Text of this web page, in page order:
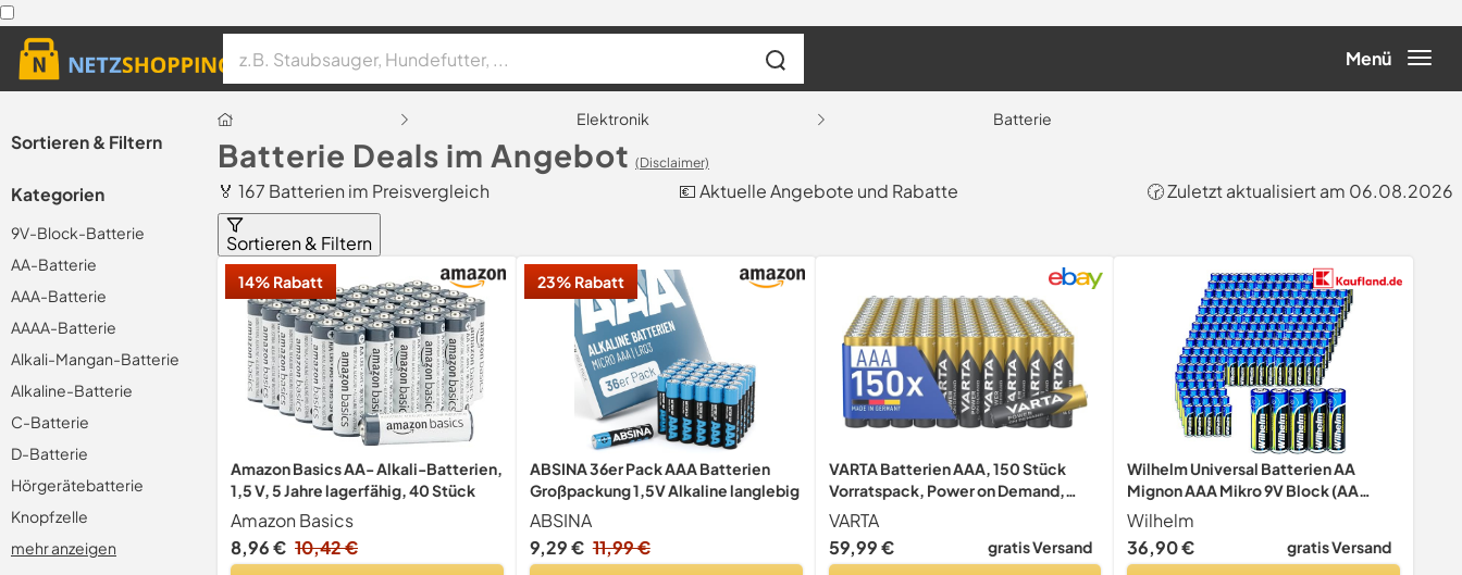
Menü
Sortieren & Filtern
Kategorien
9V-Block-Batterie
AA-Batterie
AAA-Batterie
AAAA-Batterie
Alkali-Mangan-Batterie
Alkaline-Batterie
C-Batterie
D-Batterie
Hörgerätebatterie
Knopfzelle
mehr anzeigen
Elektronik Batterie
Batterie Deals im Angebot (Disclaimer)
🏅 167 Batterien im Preisvergleich 💶 Aktuelle Angebote und Rabatte 🕝 Zuletzt aktualisiert am 06.08.2026
Sortieren & Filtern
14% Rabatt
Amazon Basics AA- Alkali-Batterien,
1,5 V, 5 Jahre lagerfähig, 40 Stück
Amazon Basics
8,96 € 10,42 €
23% Rabatt
ABSINA 36er Pack AAA Batterien
Großpackung 1,5V Alkaline langlebig
ABSINA
Nur noch:
VARTA Batterien AAA, 150 Stück
Vorratspack, Power on Demand,
Alkaline
VARTA
59,99 €
gratis Versand
Wilhelm Universal Batterien AA
Mignon AAA Mikro 9V Block (AA
Mignon, 200)
Wilhelm
36,90 €
gratis Versand